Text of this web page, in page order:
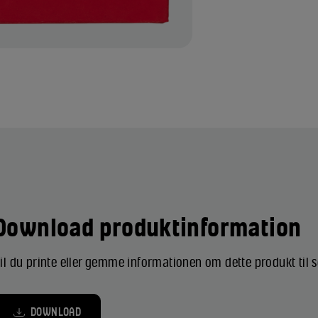
produktinformation
du printe eller gemme informationen om dette produkt til
DOWNLOAD